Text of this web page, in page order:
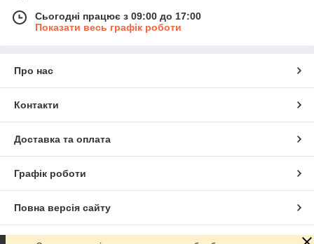
Сьогодні працює з 09:00 до 17:00
Показати весь графік роботи
Про нас
Контакти
Доставка та оплата
Графік роботи
Повна версія сайту
Сайт створено на маркетплейсі Prom.ua